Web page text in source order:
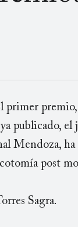
primer premio,
publicado, el
Mendoza, ha
post
Sagra.